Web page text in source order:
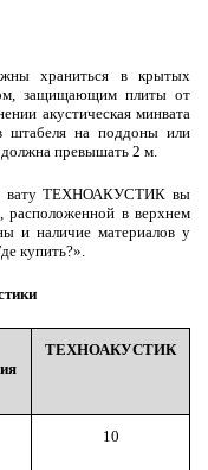
храниться в крытых
защищающим плиты от
акустическая минвата
штабеля на поддоны или
превышать 2 м.
вату ТЕХНОАКУСТИК вы
расположенной в верхнем
и наличие материалов у
купить?».
ТЕХНОАКУСТИК
10